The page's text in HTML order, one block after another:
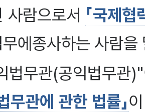
사람으로서 「국제
에종사하는 사람을
법무관(공익법무관
무관에 관한 법률」